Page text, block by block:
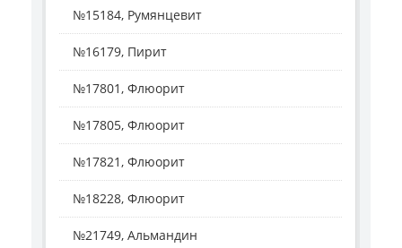
№15184, Румянцевит
№16179, Пирит
№17801, Флюорит
№17805, Флюорит
№17821, Флюорит
№18228, Флюорит
№21749, Альмандин